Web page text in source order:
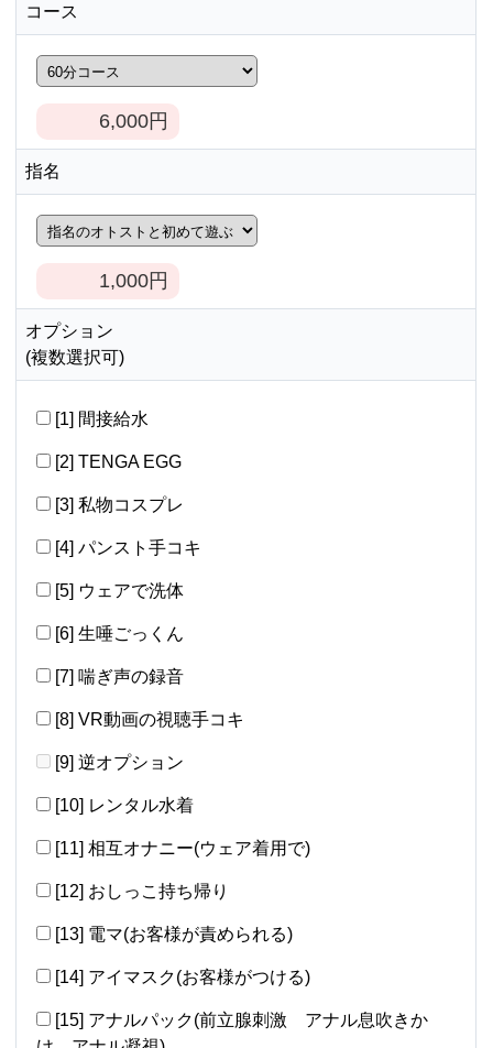
コース
6,000円
指名
1,000円
オプション
(複数選択可)
[1] 間接給水
[2] TENGA EGG
[3] 私物コスプレ
[4] パンスト手コキ
[5] ウェアで洗体
[6] 生唾ごっくん
[7] 喘ぎ声の録音
[8] VR動画の視聴手コキ
[9] 逆オプション
[10] レンタル水着
[11] 相互オナニー(ウェア着用で)
[12] おしっこ持ち帰り
[13] 電マ(お客様が責められる)
[14] アイマスク(お客様がつける)
[15] アナルパック(前立腺刺激 アナル息吹きか